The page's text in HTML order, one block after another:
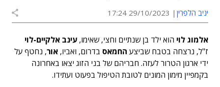
יניב הלפרין 29/10/2023 17:24
אלמוג לוי הוא ילד בן שנתיים וחצי, שאימו, עינב אלקיים-לוי
ז"ל, נרצחה בטבח שביצע החמאס בדרום, ואביו, אור, נחטף על
ידי ארגון הטרור לעזה. חבריהם של בני הזוג יצאו באחרונה
בקמפיין מימון המונים לטובת הטיפול בפעוט ועתידו.